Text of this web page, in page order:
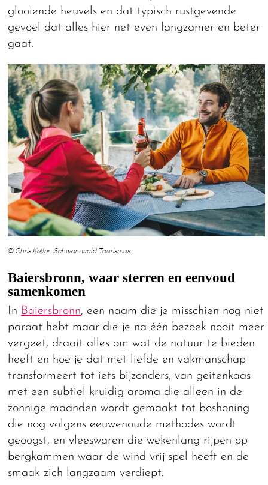
glooiende heuvels en dat typisch rustgevende
gevoel dat alles hier net even langzamer en beter
gaat.
© Chris Keller Schwarzwald Tourismus
Baiersbronn, waar sterren en eenvoud
samenkomen
In Baiersbronn, een naam die je misschien nog niet
paraat hebt maar die je na één bezoek nooit meer
vergeet, draait alles om wat de natuur te bieden
heeft en hoe je dat met liefde en vakmanschap
transformeert tot iets bijzonders, van geitenkaas
met een subtiel kruidig aroma die alleen in de
zonnige maanden wordt gemaakt tot boshoning
die nog volgens eeuwenoude methodes wordt
geoogst, en vleeswaren die wekenlang rijpen op
bergkammen waar de wind vrij spel heeft en de
smaak zich langzaam verdiept.